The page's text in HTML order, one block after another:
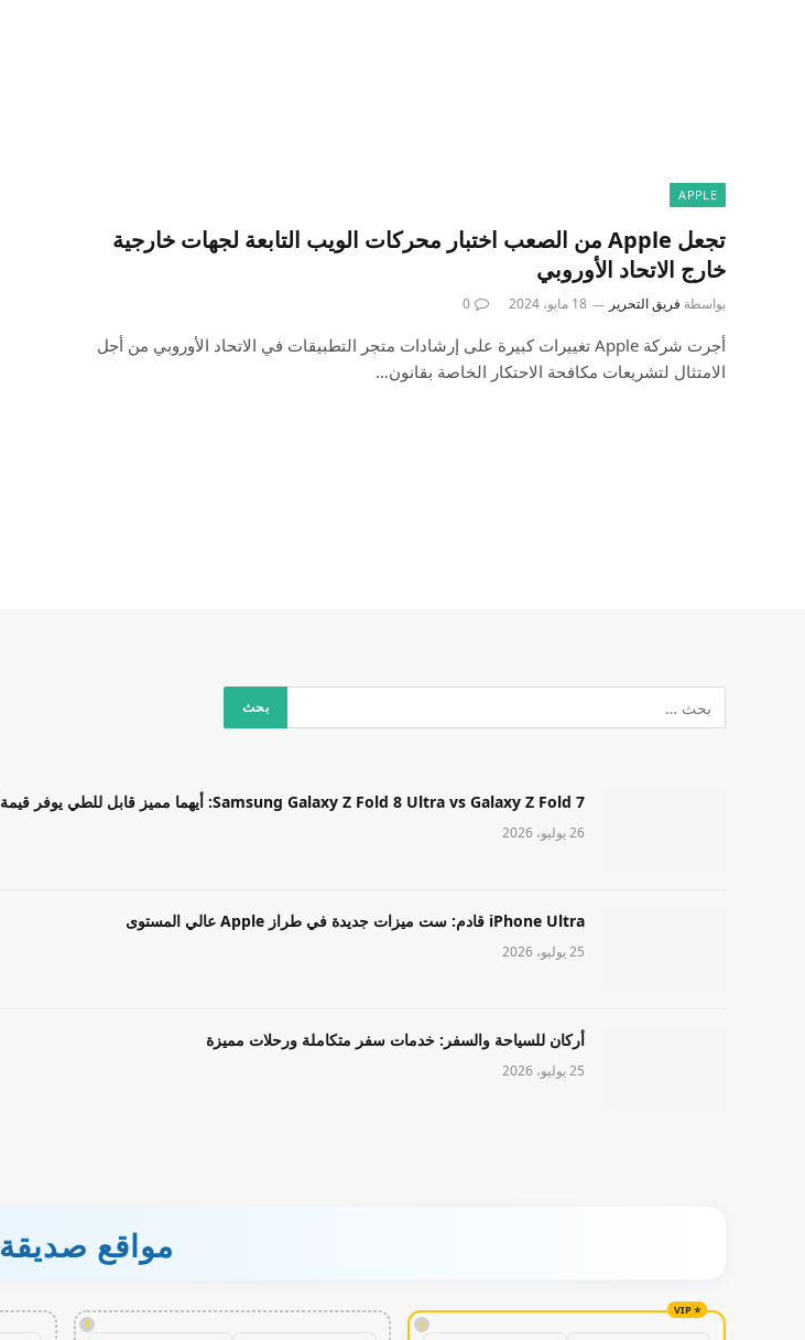
APPLE
تجعل Apple من الصعب اختبار محركات الويب التابعة لجهات خارجية
خارج الاتحاد الأوروبي
بواسطة فريق التحرير 18 مايو، 2024 0
أجرت شركة Apple تغييرات كبيرة على إرشادات متجر التطبيقات في الاتحاد الأوروبي من أجل
الامتثال لتشريعات مكافحة الاحتكار الخاصة بقانون…
Samsung Galaxy Z Fold 8 Ultra vs Galaxy Z Fold 7: أيهما مميز قابل للطي يوفر قيمة أفضل
26 يوليو، 2026
iPhone Ultra قادم: ست ميزات جديدة في طراز Apple عالي المستوى
25 يوليو، 2026
أركان للسياحة والسفر: خدمات سفر متكاملة ورحلات مميزة
25 يوليو، 2026
مواقع صديقة
!
!